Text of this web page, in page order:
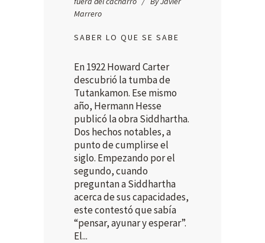
Marrero
SABER LO QUE SE SABE
En 1922 Howard Carter
descubrió la tumba de
Tutankamon. Ese mismo
año, Hermann Hesse
publicó la obra Siddhartha.
Dos hechos notables, a
punto de cumplirse el
siglo. Empezando por el
segundo, cuando
preguntan a Siddhartha
acerca de sus capacidades,
este contestó que sabía
“pensar, ayunar y esperar”.
El...